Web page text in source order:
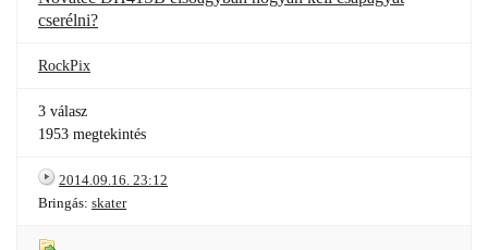
cserélni?
RockPix
3 válasz
1953 megtekintés
2014.09.16. 23:12
Bringás: skater